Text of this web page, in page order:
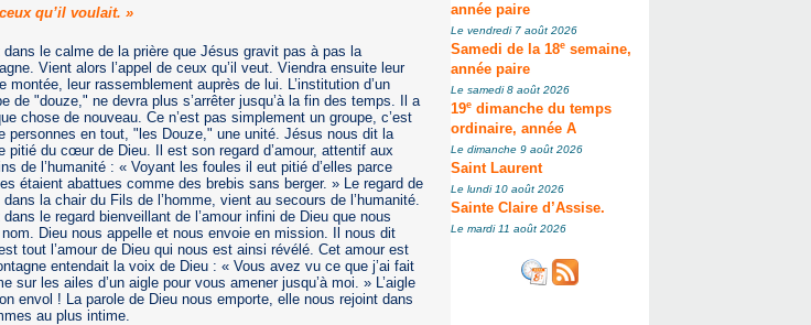
qu’il voulait. »
dans le calme de la prière que Jésus gravit pas à pas la
Vient alors l’appel de ceux qu’il veut. Viendra ensuite leur
montée, leur rassemblement auprès de lui. L’institution d’un
de "douze," ne devra plus s’arrêter jusqu’à la fin des temps. Il a
chose de nouveau. Ce n’est pas simplement un groupe, c’est
personnes en tout, "les Douze," une unité. Jésus nous dit la
pitié du cœur de Dieu. Il est son regard d’amour, attentif aux
de l’humanité : « Voyant les foules il eut pitié d’elles parce
étaient abattues comme des brebis sans berger. » Le regard de
dans la chair du Fils de l’homme, vient au secours de l’humanité.
dans le regard bienveillant de l’amour infini de Dieu que nous
Dieu nous appelle et nous envoie en mission. Il nous dit
tout l’amour de Dieu qui nous est ainsi révélé. Cet amour est
entendait la voix de Dieu : « Vous avez vu ce que j’ai fait
sur les ailes d’un aigle pour vous amener jusqu’à moi. » L’aigle
envol ! La parole de Dieu nous emporte, elle nous rejoint dans
au plus intime.
année paire
Le vendredi 7 août 2026
Samedi de la 18e semaine,
année paire
Le samedi 8 août 2026
19e dimanche du temps
ordinaire, année A
Le dimanche 9 août 2026
Saint Laurent
Le lundi 10 août 2026
Sainte Claire d’Assise.
Le mardi 11 août 2026